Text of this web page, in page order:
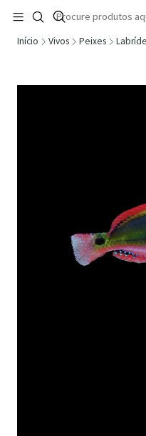
🚚 Portugal Continental: Portes
Início Vivos Peixes